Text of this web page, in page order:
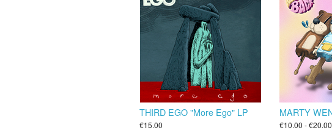
THIRD EGO "More Ego" LP
€15.00 €10.00 - €20.00